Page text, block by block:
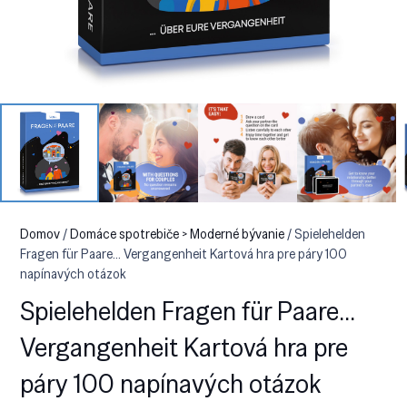
Domov/Domáce spotrebiče > Moderné bývanie/ Spielehelden
Fragen für Paare… Vergangenheit Kartová hra pre páry 100
napínavých otázok
Spielehelden Fragen für Paare…
Vergangenheit Kartová hra pre
páry 100 napínavých otázok